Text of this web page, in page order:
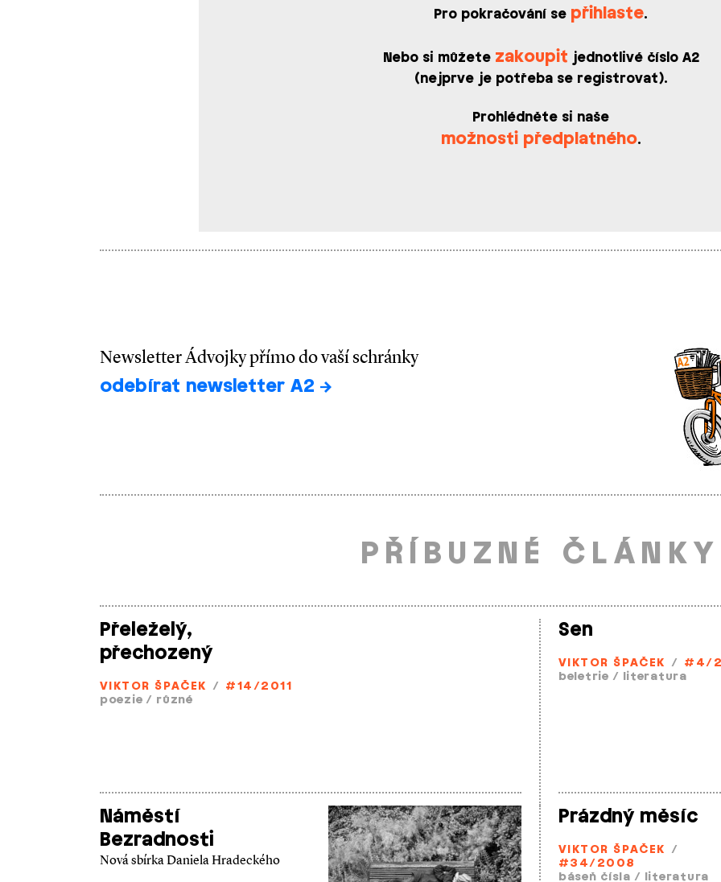
Pro pokračování se přihlaste.
Nebo si můžete zakoupit jednotlivé číslo A2
(nejprve je potřeba se registrovat).
Prohlédněte si naše
možnosti předplatného.
Newsletter Ádvojky přímo do vaší schránky
odebírat newsletter A2
PŘÍBUZNÉ ČLÁNKY
Přeleželý,
přechozený
VIKTOR ŠPAČEK / #14/2011
poezie / různé
Sen
VIKTOR ŠPAČEK / #4/
beletrie / literatura
Náměstí
Bezradnosti
Nová sbírka Daniela Hradeckého
Prázdný měsíc
VIKTOR ŠPAČEK /
#34/2008
báseň čísla / literatura